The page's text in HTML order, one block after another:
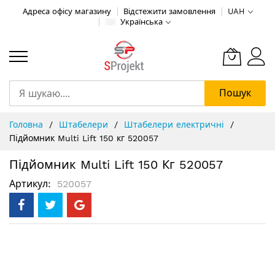
Адреса офісу магазину Відстежити замовлення
UAH
Українська
Пошук
Content
Головна Штабелери
Штабелери електричні
Підйомник Multi Lift 150 кг 520057
Підйомник Multi Lift 150 Кг 520057
Артикул 520057